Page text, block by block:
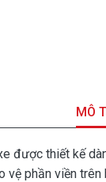
MÔ
được thiết kế
phần viền